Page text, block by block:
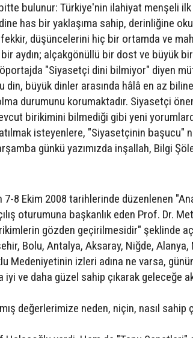
bulunur: Türkiye'nin ilahiyat menşeli
has bir yaklaşıma sahip, derinliğine
düşüncelerini hiç bir ortamda ve
aydın; alçakgönüllü bir dost ve büyük bir
"Siyasetçi dini bilmiyor" diyen
din, büyük dinler arasında hâlâ en az
durumunu korumaktadır. Siyasetçi
birikimini bilmediği gibi yeni
isteyenlere, "Siyasetçinin başucu"
günkü yazımızda inşallah, Bilgi
7-8 Ekim 2008 tarihlerinde düzenlenen
oturumuna başkanlık eden Prof. Dr.
gözden geçirilmesidir" şeklinde
Bolu, Antalya, Aksaray, Niğde,
Medeniyetinin izleri adına ne varsa,
ve daha güzel sahip çıkarak geleceğe
değerlerimize neden, niçin, nasıl sahip